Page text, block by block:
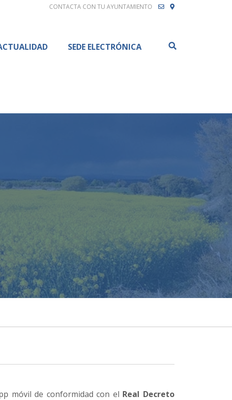
CONTACTA CON TU AYUNTAMIENTO
SEDE ELECTRÓNICA
móvil de conformidad con el Real Decreto